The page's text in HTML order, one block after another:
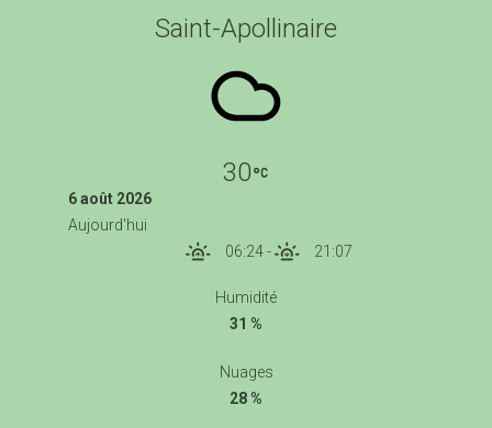
Saint-Apollinaire
30
6 août 2026
Aujourd'hui
06:24- 21:07
Humidité
31 %
Nuages
28 %